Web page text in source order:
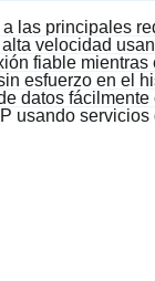
las principales
velocidad
fiable
esfuerzo en el
datos
usando